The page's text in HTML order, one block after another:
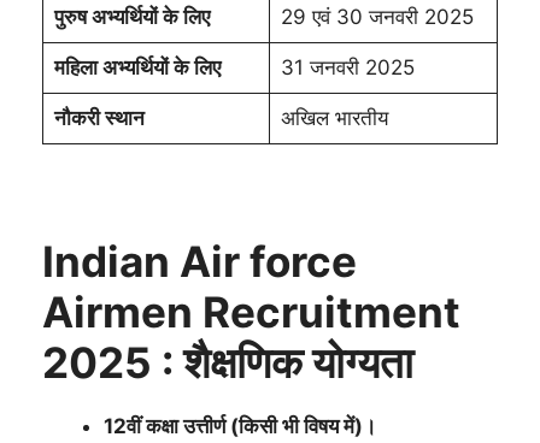
पुरुष अभ्यर्थियों के लिए 29 एवं 30 जनवरी 2025
महिला अभ्यर्थियों के लिए 31 जनवरी 2025
नौकरी स्थान अखिल भारतीय
Indian Air force
Airmen Recruitment
2025 :शैक्षणिक योग्यता
12वीं कक्षा उत्तीर्ण (किसी भी विषय में)।